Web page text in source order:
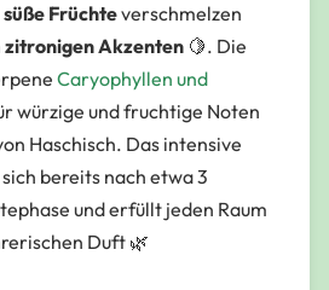
süße Früchteverschmelzen
zitronigen Akzenten 🍋. Die
Caryophyllen und
würzige und fruchtige Noten
Haschisch. Das intensive
bereits nach etwa 3
und erfüllt jeden Raum
Duft 🌿